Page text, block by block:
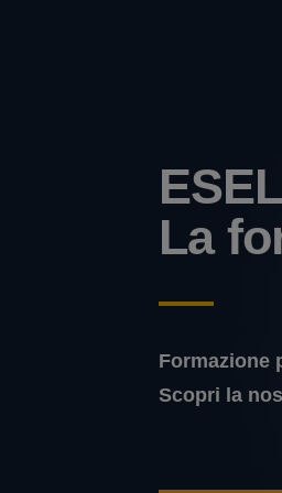
La
Formazione
Scopri la